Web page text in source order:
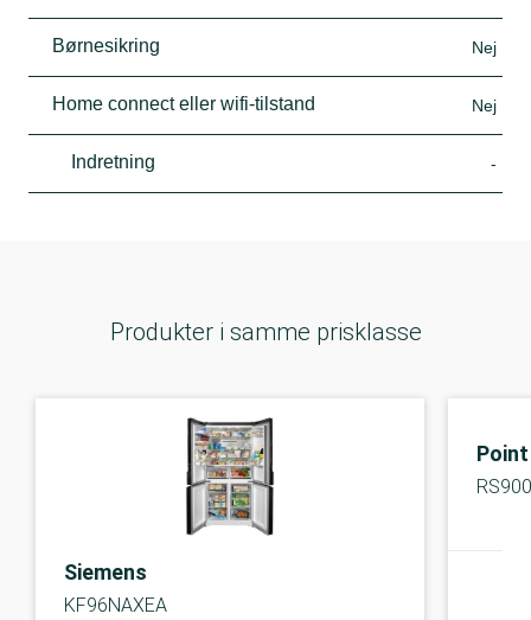
Børnesikring Nej
Home connect eller wifi-tilstand Nej
Indretning -
Produkter i samme prisklasse
Siemens
KF96NAXEA
Point